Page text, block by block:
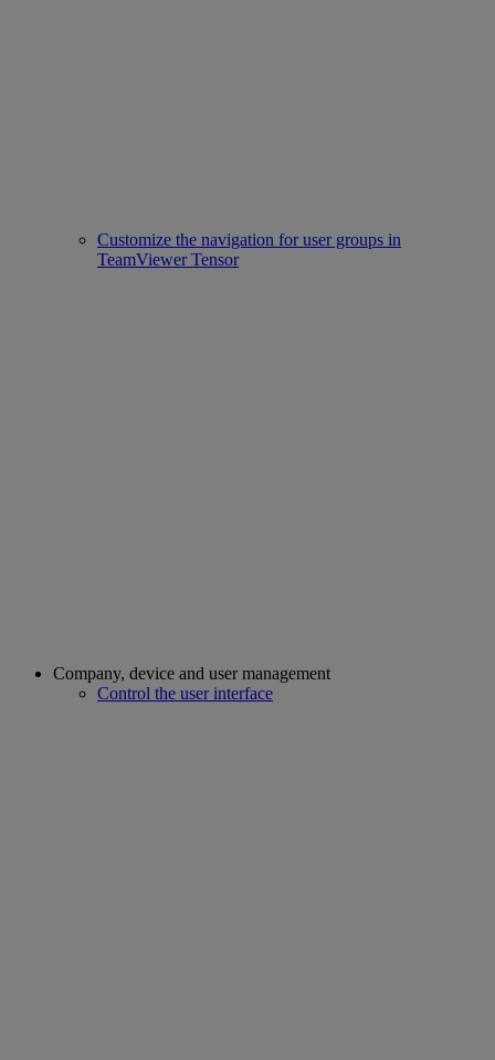
Customize the navigation for user groups in
TeamViewer Tensor
Company, device and user management
Control the user interface